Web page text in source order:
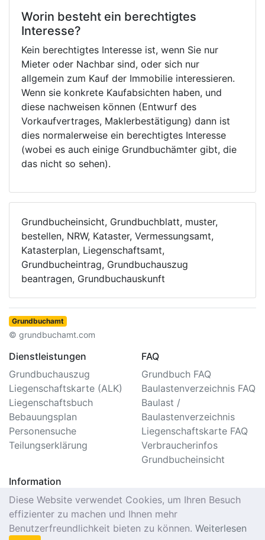
Worin besteht ein berechtigtes
Interesse?
Kein berechtigtes Interesse ist, wenn Sie nur
Mieter oder Nachbar sind, oder sich nur
allgemein zum Kauf der Immobilie interessieren.
Wenn sie konkrete Kaufabsichten haben, und
diese nachweisen können (Entwurf des
Vorkaufvertrages, Maklerbestätigung) dann ist
dies normalerweise ein berechtigtes Interesse
(wobei es auch einige Grundbuchämter gibt, die
das nicht so sehen).
Grundbucheinsicht, Grundbuchblatt, muster,
bestellen, NRW, Kataster, Vermessungsamt,
Katasterplan, Liegenschaftsamt,
Grundbucheintrag, Grundbuchauszug
beantragen, Grundbuchauskunft
Grundbuchamt
© grundbuchamt.com
Dienstleistungen
Grundbuchauszug
Liegenschaftskarte (ALK)
Liegenschaftsbuch
Bebauungsplan
Personensuche
Teilungserklärung
FAQ
Grundbuch FAQ
Baulastenverzeichnis FAQ
Baulast /
Baulastenverzeichnis
Liegenschaftskarte FAQ
Verbraucherinfos
Grundbucheinsicht
Information
Impressum/Kontakt
Datenschutzerklärung
Nutzungsbedingungen
Diese Website verwendet Cookies, um Ihren Besuch
effizienter zu machen und Ihnen mehr
Benutzerfreundlichkeit bieten zu können. Weiterlesen